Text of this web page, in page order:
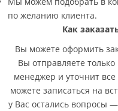
по желанию клиента.
Как
Вы можете оформить
Вы отправляете только
менеджер и уточнит
можете записаться на
у Вас остались вопросы